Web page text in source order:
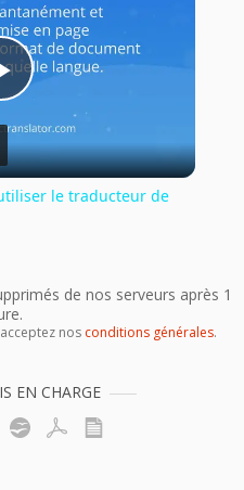
Play
Video
le traducteur de
de nos serveurs après 1
nos conditions générales.
EN CHARGE